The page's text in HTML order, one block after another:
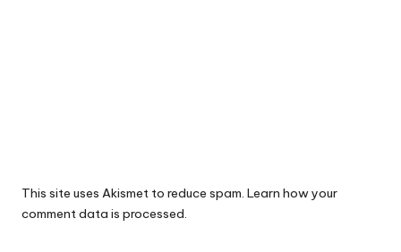
This site uses Akismet to reduce spam. Learn how your
comment data is processed.